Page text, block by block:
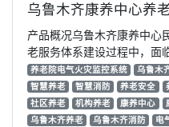
乌鲁木齐康养中心养老
产品概况乌鲁木齐康养中心
老服务体系建设过程中，面
养老院电气火灾监控系统 乌鲁木
智慧养老
智慧消防 养老安全
社区养老
机构养老 康养中心
乌鲁木齐养老
乌鲁木齐消防 电